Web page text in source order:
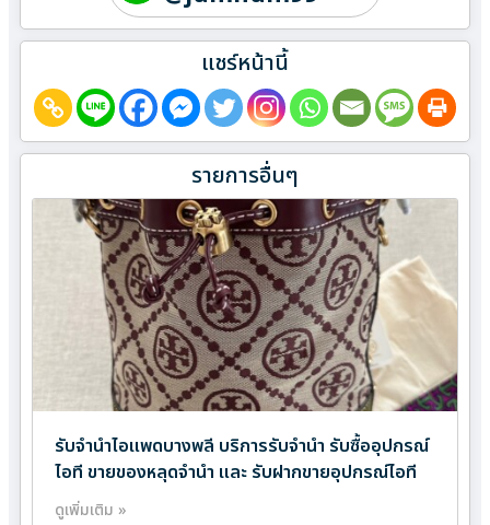
แชร์หน้านี้
รายการอื่นๆ
รับจำนำไอแพดบางพลี บริการรับจำนำ รับซื้ออุปกรณ์
ไอที ขายของหลุดจำนำ และ รับฝากขายอุปกรณ์ไอที
ดูเพิ่มเติม »